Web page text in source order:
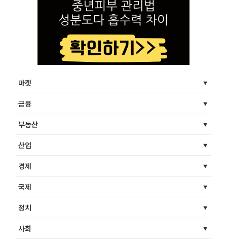
마켓
금융
부동산
산업
경제
국제
정치
사회